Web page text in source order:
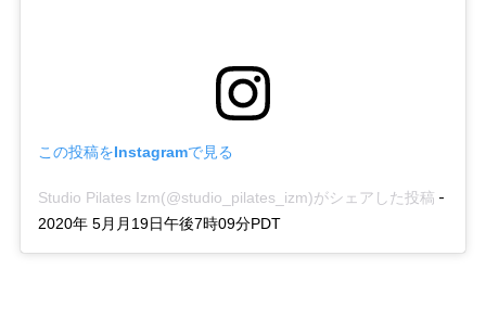
この投稿をInstagramで見る
Studio Pilates Izm(@studio_pilates_izm)がシェアした投稿 -
2020年 5月月19日午後7時09分PDT